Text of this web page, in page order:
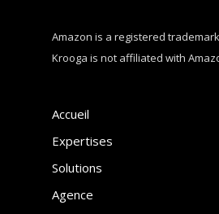
Amazon is a registered
Krooga is not affiliated with
Accueil
Expertises
Solutions
Agence